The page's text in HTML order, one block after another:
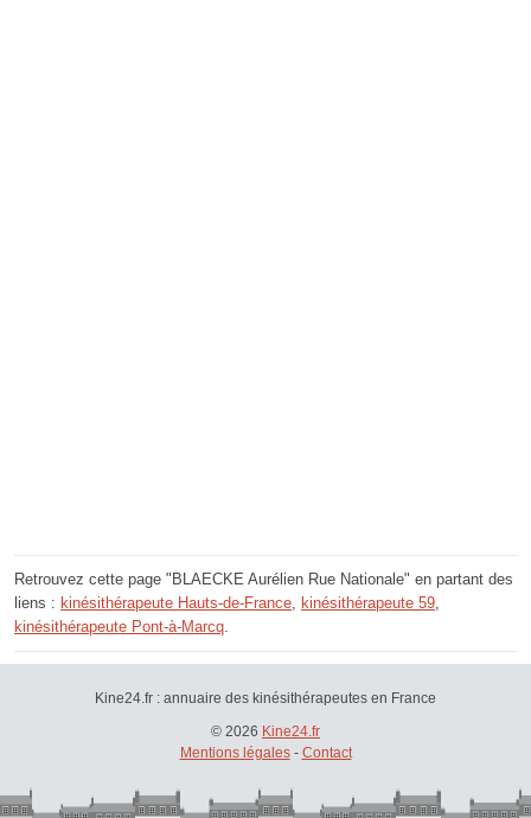
Retrouvez cette page "BLAECKE Aurélien Rue Nationale" en partant des
liens : kinésithérapeute Hauts-de-France, kinésithérapeute 59,
kinésithérapeute Pont-à-Marcq.
Kine24.fr : annuaire des kinésithérapeutes en France
© 2026 Kine24.fr
Mentions légales- Contact